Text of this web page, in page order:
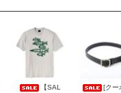
【SAL
[クー